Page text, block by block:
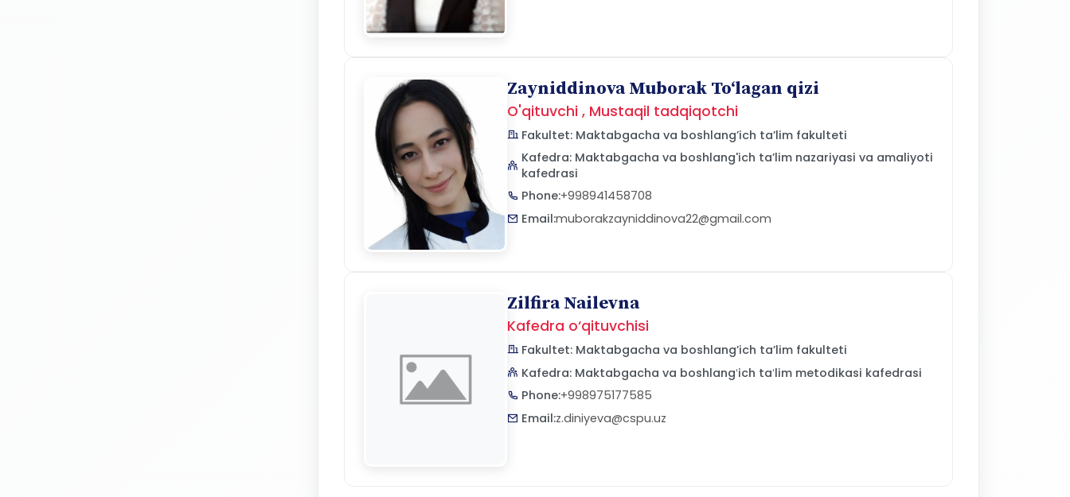
Zayniddinova Muborak Toʻlagan qizi
O'qituvchi , Mustaqil tadqiqotchi
Fakultet: Maktabgacha va boshlang’ich ta’lim fakulteti
Kafedra: Maktabgacha va boshlang'ich ta’lim nazariyasi va amaliyoti
kafedrasi
Phone:+998941458708
Email:muborakzayniddinova22@gmail.com
Zilfira Nailevna
Kafedra o‘qituvchisi
Fakultet: Maktabgacha va boshlang’ich ta’lim fakulteti
Kafedra: Maktabgacha va boshlangʻich taʻlim metodikasi kafedrasi
Phone:+998975177585
Email:z.diniyeva@cspu.uz